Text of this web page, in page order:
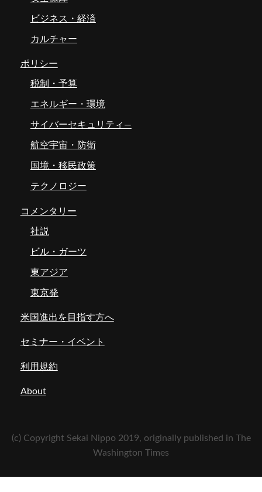
ビジネス・経済
カルチャー
ポリシー
税制・予算
エネルギー・環境
サイバーセキュリティ―
航空宇宙・防衛
国境・移民政策
テクノロジー
コメンタリー
社説
ビル・ガーツ
東アジア
東京発
米国進出を目指す方へ
セミナー・イベント
利用規約
About
(c) Copyright Sekai Nippo 2019, originally published in The
Washington Times